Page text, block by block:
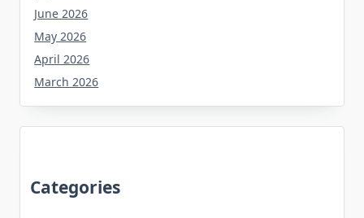
June 2026
May 2026
April 2026
March 2026
Categories